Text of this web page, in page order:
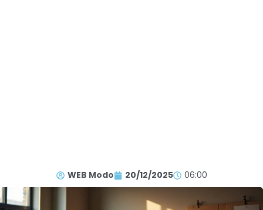
WEB Modo 20/12/2025 06:00